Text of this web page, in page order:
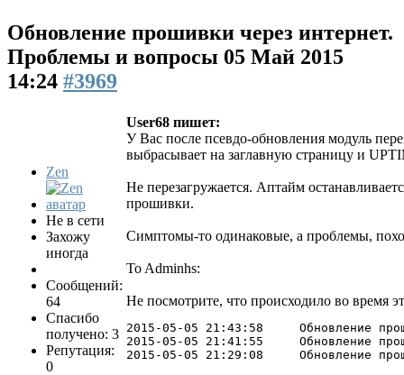
Обновление прошивки через интернет.
Проблемы и вопросы 05 Май 2015
14:24 #3969
Zen
Не в сети
Захожу
иногда
Сообщений:
64
Спасибо
получено: 3
Репутация:
0
User68 пишет:
У Вас после псевдо-обновления модуль
выбрасывает на заглавную страницу и
Не перезагружается. Аптайм
прошивки.
Симптомы-то одинаковые, а проблемы,
To Adminhs:
Не посмотрите, что происходило во время
2015-05-05 21:43:58	Обновление прошивки на модуле 10646715
2015-05-05 21:41:55	Обновление прошивки на модуле 10646715
2015-05-05 21:29:08